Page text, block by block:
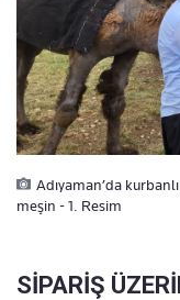
Adıyaman’da
meşin - 1. Resim
SİPARİŞ